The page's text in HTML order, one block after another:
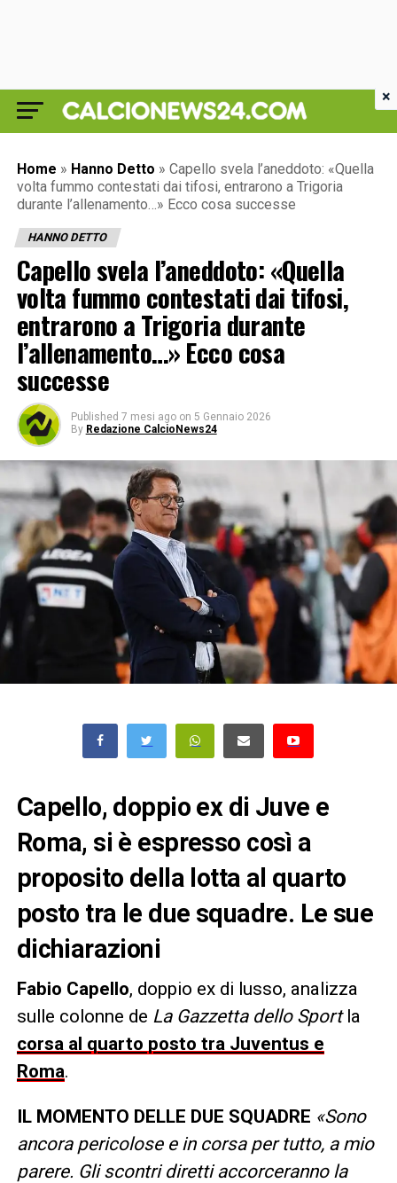
Home » Hanno Detto » Capello svela l’aneddoto: «Quella
volta fummo contestati dai tifosi, entrarono a Trigoria
durante l’allenamento…» Ecco cosa successe
HANNO DETTO
Capello svela l’aneddoto: «Quella
volta fummo contestati dai tifosi,
entrarono a Trigoria durante
l’allenamento…» Ecco cosa
successe
Published 7 mesi ago on 5 Gennaio 2026
By Redazione CalcioNews24
Capello, doppio ex di Juve e
Roma, si è espresso così a
proposito della lotta al quarto
posto tra le due squadre. Le sue
dichiarazioni
Fabio Capello, doppio ex di lusso, analizza
sulle colonne de La Gazzetta dello Sportla
corsa al quarto posto tra Juventus e
Roma.
IL MOMENTO DELLE DUE SQUADRE «Sono
ancora pericolose e in corsa per tutto, a mio
parere. Gli scontri diretti accorceranno la
×